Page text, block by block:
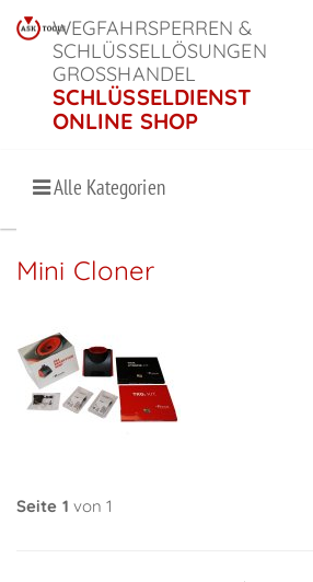
WEGFAHRSPERREN &
SCHLÜSSELLÖSUNGEN
GROSSHANDEL
SCHLÜSSELDIENST
ONLINE SHOP
Alle Kategorien
Mini Cloner
Seite 1 von 1